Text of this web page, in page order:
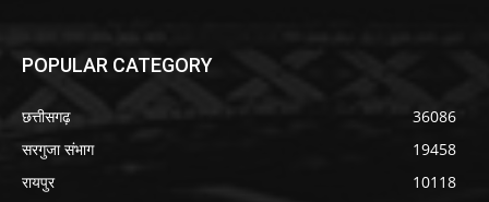
POPULAR CATEGORY
छत्तीसगढ़
36086
सरगुजा संभाग
19458
रायपुर
10118